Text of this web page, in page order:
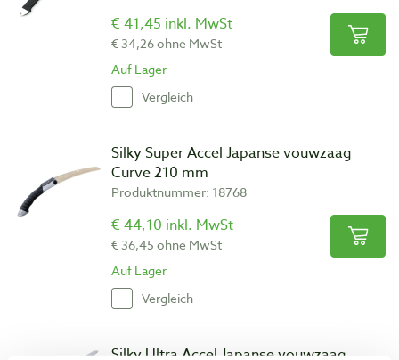
€ 41,45 inkl. MwSt
€ 34,26 ohne MwSt
Auf Lager
Vergleich
Silky Super Accel Japanse vouwzaag
Curve 210 mm
Produktnummer: 18768
€ 44,10 inkl. MwSt
€ 36,45 ohne MwSt
Auf Lager
Vergleich
Silky Ultra Accel Japanse vouwzaag